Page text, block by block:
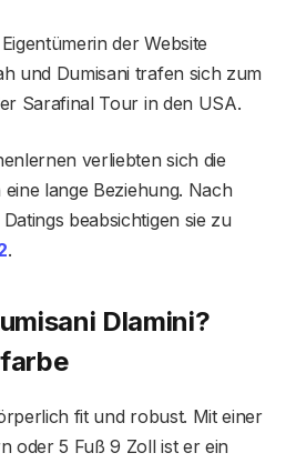
der Website
und Dumisani trafen sich zum
Sarafinal Tour in den USA.
verliebten sich die
lange Beziehung. Nach
beabsichtigen sie zu
.
Dlamini?
fit und robust. Mit einer
oder 5 Fuß 9 Zoll ist er ein